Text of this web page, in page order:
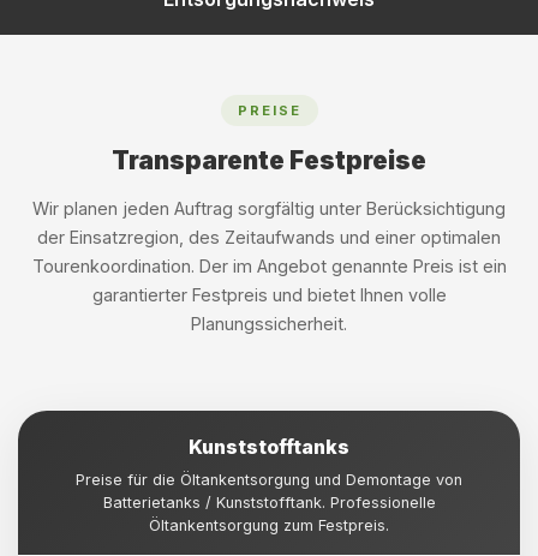
PREISE
Transparente Festpreise
Wir planen jeden Auftrag sorgfältig unter Berücksichtigung
der Einsatzregion, des Zeitaufwands und einer optimalen
Tourenkoordination. Der im Angebot genannte Preis ist ein
garantierter Festpreis und bietet Ihnen volle
Planungssicherheit.
Kunststofftanks
Preise für die Öltankentsorgung und Demontage von
Batterietanks / Kunststofftank. Professionelle
Öltankentsorgung zum Festpreis.